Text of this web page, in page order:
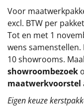
Alle overige
Voor
excl. BTW per
Tot en met 1
wens
10 showrooms.
showroombezoek
maatwerkvoorstel
Eigen keuze